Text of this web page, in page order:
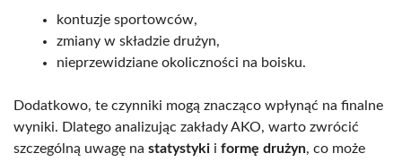
kontuzje sportowców,
zmiany w składzie drużyn,
nieprzewidziane okoliczności na boisku.
Dodatkowo, te czynniki mogą znacząco wpłynąć na finalne
wyniki. Dlatego analizując zakłady AKO, warto zwrócić
szczególną uwagę na statystyki i formę drużyn, co może